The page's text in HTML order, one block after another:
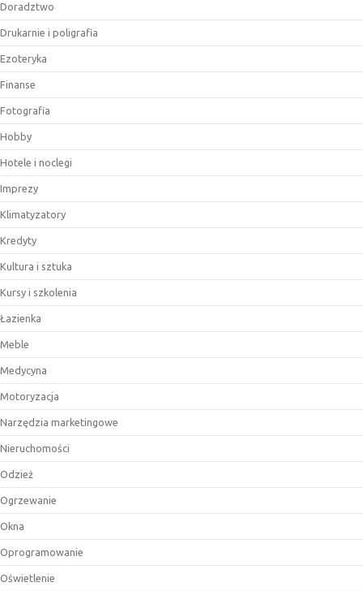
Doradztwo
Drukarnie i poligrafia
Ezoteryka
Finanse
Fotografia
Hobby
Hotele i noclegi
Imprezy
Klimatyzatory
Kredyty
Kultura i sztuka
Kursy i szkolenia
Łazienka
Meble
Medycyna
Motoryzacja
Narzędzia marketingowe
Nieruchomości
Odzież
Ogrzewanie
Okna
Oprogramowanie
Oświetlenie